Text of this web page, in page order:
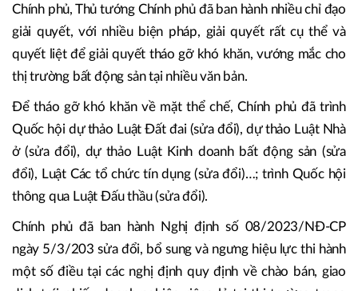
được xây dựng với các giải pháp đồng bộ, toàn diện,
hướng tới mục tiêu tháo gỡ trên cả 3 phương diện, gồm
pháp lý, tín dụng và cung cầu bất động sản, nhất là về nhà ở
xã hội.
Chính phủ, Thủ tướng Chính phủ đã ban hành nhiều chỉ đạo
giải quyết, với nhiều biện pháp, giải quyết rất cụ thể và
quyết liệt để giải quyết tháo gỡ khó khăn, vướng mắc cho
thị trường bất động sản tại nhiều văn bản.
Quốc hội dự thảo Luật Đất đai (sửa đổi), dự thảo Luật Nhà
ở (sửa đổi), dự thảo Luật Kinh doanh bất động sản (sửa
đổi), Luật Các tổ chức tín dụng (sửa đổi)…; trình Quốc hội